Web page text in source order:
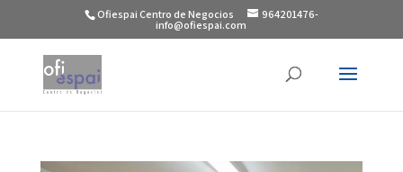
Ofiespai Centro de Negocios
964201476-
info@ofiespai.com